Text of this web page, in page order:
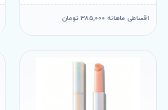
اقساطی ماهانه 385,000 تومان